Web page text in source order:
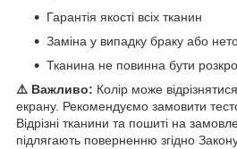
Гарантія якості всіх тканин
Заміна у випадку браку або
Тканина не повинна бути
⚠️ Важливо: Колір може
екрану. Рекомендуємо замовити
Відрізні тканини та пошиті на
підлягають поверненню згідно